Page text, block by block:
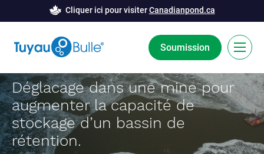
Cliquer ici pour visiterCanadianpond.ca
Soumission
EN
La technologie Bubble Tubing®
Solutions
Déglacage dans une mine pour
augmenter la capacité de
stockage d’un bassin de
rétention.